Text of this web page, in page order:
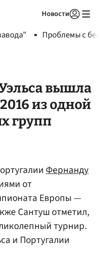
Новости
Проблемы с
вышла
из одной
групп
Фернанду
от
Европы —
Сантуш отметил,
турнир.
и Португалии